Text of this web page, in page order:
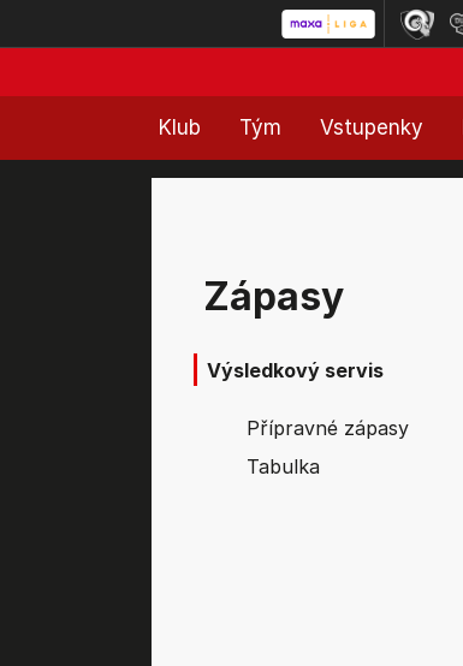
Klub Tým Vstupenky
Zápasy
Výsledkový servis
Přípravné zápasy
Tabulka